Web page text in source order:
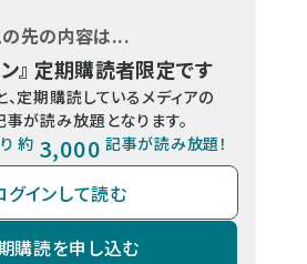
の先の内容は...
』 定期購読者限定です
、定期購読しているメディアの
が読み放題となります。
約 3,000 記事が読み放題！
グインして読む
購読を申し込む